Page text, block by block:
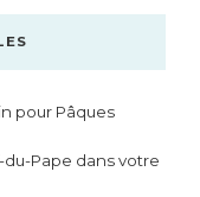
pour Pâques
Pape dans votre